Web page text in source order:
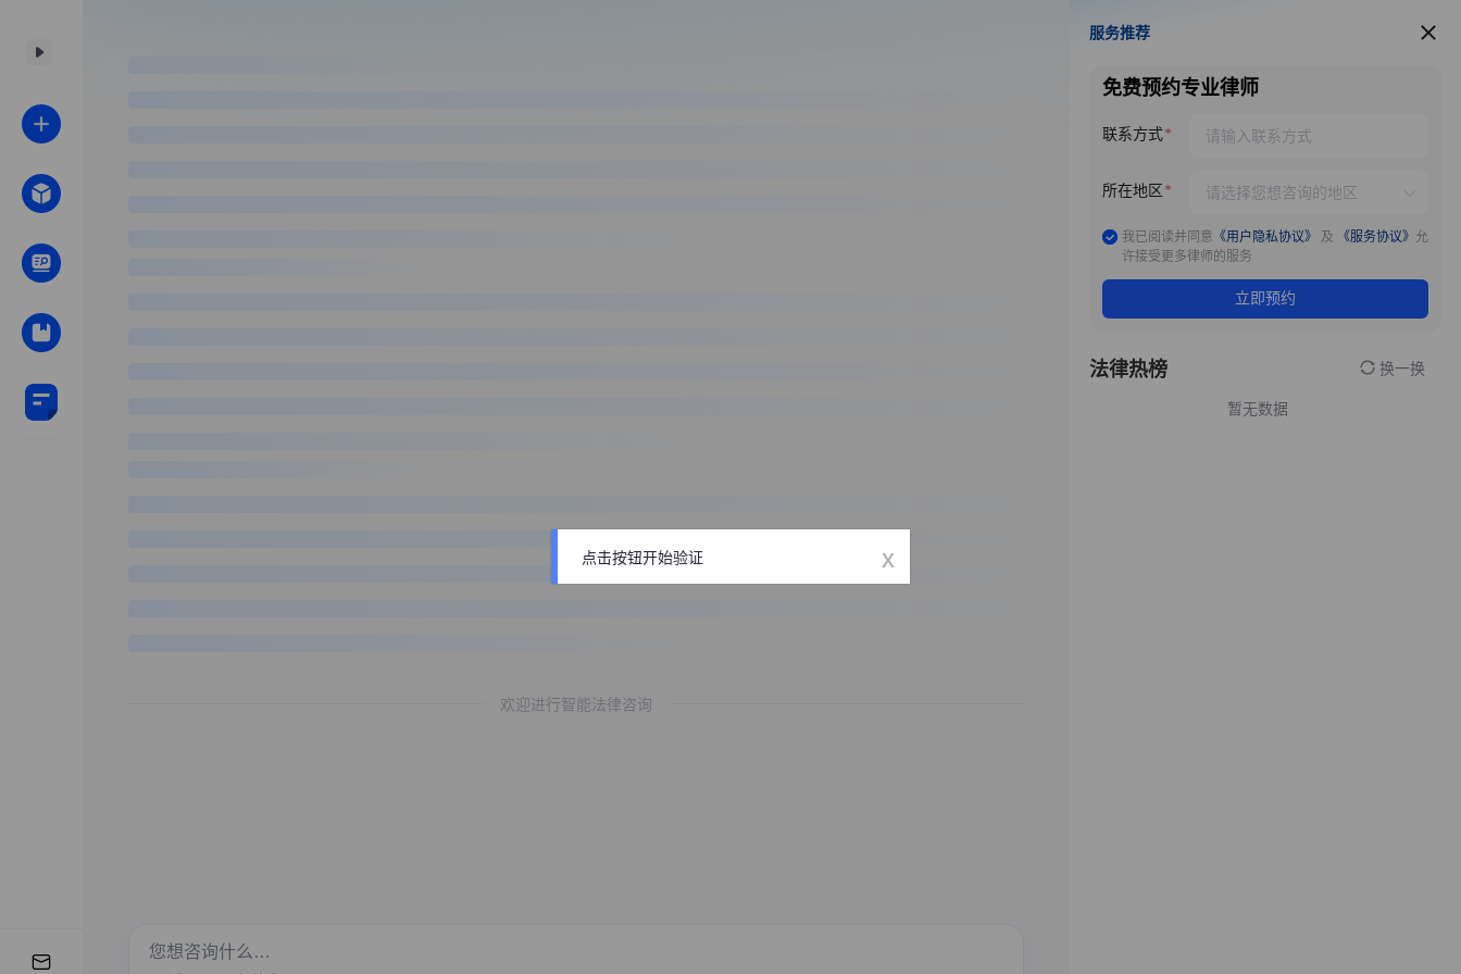
欢迎进行智能法律咨询
服务推荐
服务推荐
免费预约专业律师
联系方式
所在地区
我已阅读并同意 《用户隐私协议》 及 《服务协议》 允
许接受更多律师的服务
立即预约
法律热榜 换一换
暂无数据
点击按钮开始验证 x